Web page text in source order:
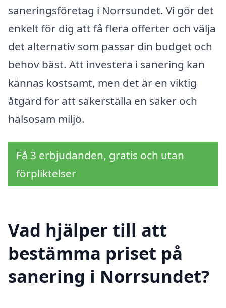
saneringsföretag i Norrsundet. Vi gör det
enkelt för dig att få flera offerter och välja
det alternativ som passar din budget och
behov bäst. Att investera i sanering kan
kännas kostsamt, men det är en viktig
åtgärd för att säkerställa en säker och
hälsosam miljö.
Få 3 erbjudanden, gratis och utan
förpliktelser
Vad hjälper till att
bestämma priset på
sanering i Norrsundet?